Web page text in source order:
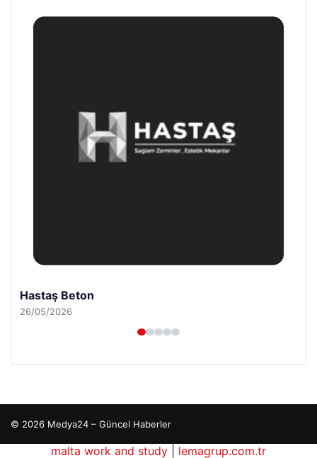
Hastaş Beton
26/05/2026
© 2026 Medya24 – Güncel Haberler
malta work and study lemagrup.com.tr